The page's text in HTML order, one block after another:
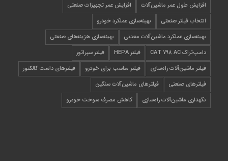
افزایش طول عمر ماشین‌آلات
افزایش عمر تجهیزات صنعتی
انتخاب فیلتر صنعتی
بهینه‌سازی عملکرد خودرو
بهینه‌سازی عملکرد ماشین‌آلات معدنی
بهینه‌سازی هزینه‌های صنعتی
دامپ‌تراک CAT 798 AC
فیلتر HEPA
فیلتر سپراتور
فیلتر ماشین‌آلات راه‌سازی
فیلتر مناسب برای خودرو
فیلترهای داست کالکتور
فیلترهای صنعتی
فیلترهای ماشین‌آلات سنگین
نگهداری ماشین‌آلات راه‌سازی
کاهش مصرف سوخت خودرو